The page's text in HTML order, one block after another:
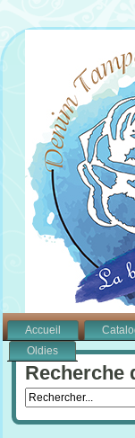
Accueil
Oldies
Recherche